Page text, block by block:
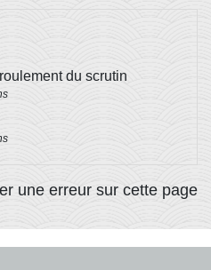
du scrutin
une erreur sur cette page